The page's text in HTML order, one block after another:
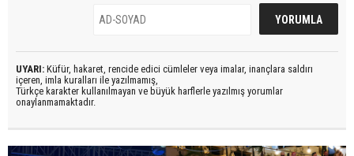
UYARI: Küfür, hakaret, rencide edici cümleler veya imalar, inançlara saldırı
içeren, imla kuralları ile yazılmamış,
Türkçe karakter kullanılmayan ve büyük harflerle yazılmış yorumlar
onaylanmamaktadır.